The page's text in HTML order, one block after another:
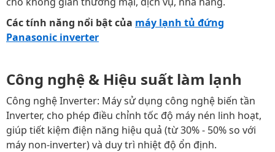
Các tính năng nổi bật của máy lạnh tủ đứng
Panasonic inverter
Công nghệ & Hiệu suất làm lạnh
Công nghệ Inverter: Máy sử dụng công nghệ biến tần
Inverter, cho phép điều chỉnh tốc độ máy nén linh hoạt,
giúp tiết kiệm điện năng hiệu quả (từ 30% - 50% so với
máy non-inverter) và duy trì nhiệt độ ổn định.